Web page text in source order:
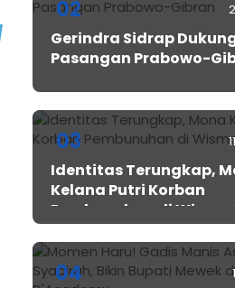
02
Gerindra Sidrap
Pasangan Prabowo-
03
Identitas Terungkap,
Kelana Putri Korban
Pembunuhan di Wisma
04